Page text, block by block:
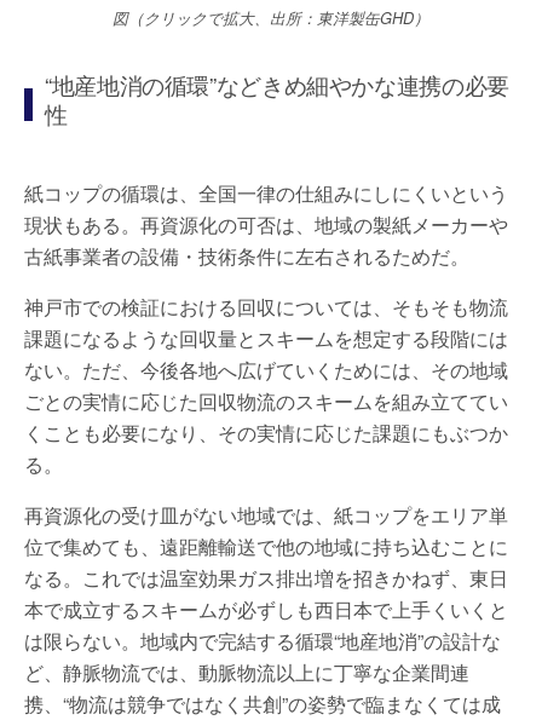
図（クリックで拡大、出所：東洋製缶GHD）
“地産地消の循環”などきめ細やかな連携の必要
性
紙コップの循環は、全国一律の仕組みにしにくいという
現状もある。再資源化の可否は、地域の製紙メーカーや
古紙事業者の設備・技術条件に左右されるためだ。
神戸市での検証における回収については、そもそも物流
課題になるような回収量とスキームを想定する段階には
ない。ただ、今後各地へ広げていくためには、その地域
ごとの実情に応じた回収物流のスキームを組み立ててい
くことも必要になり、その実情に応じた課題にもぶつか
る。
再資源化の受け皿がない地域では、紙コップをエリア単
位で集めても、遠距離輸送で他の地域に持ち込むことに
なる。これでは温室効果ガス排出増を招きかねず、東日
本で成立するスキームが必ずしも西日本で上手くいくと
は限らない。地域内で完結する循環“地産地消”の設計な
ど、静脈物流では、動脈物流以上に丁寧な企業間連
携、“物流は競争ではなく共創”の姿勢で臨まなくては成